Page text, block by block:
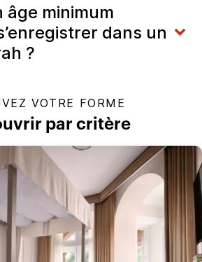
minimum
dans un
?
VOTRE FORME
par critère